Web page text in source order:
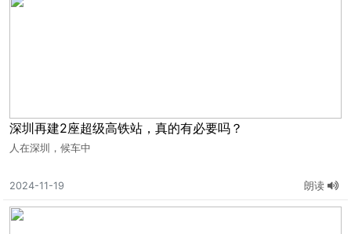
深圳再建2座超级高铁站，真的有必要吗？
人在深圳，候车中
2024-11-19 朗读